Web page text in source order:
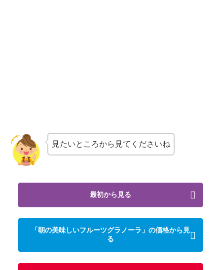
見たいところから見てくださいね
最初から見る
「朝の美味しいフルーツグラノーラ」の価格から見
る